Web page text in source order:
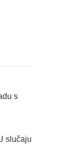
s
slučaju